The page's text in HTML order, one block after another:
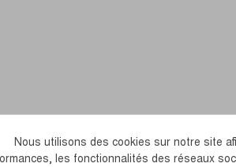
Nous utilisons des cookies sur notre site
les fonctionnalités des réseaux